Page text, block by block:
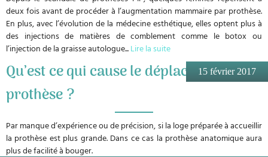
15 février 2017
deux fois avant de procéder à l’augmentation mammaire par prothèse.
En plus, avec l’évolution de la médecine esthétique, elles optent plus à
des injections de matières de comblement comme le botox ou
l’injection de la graisse autologue...Lire la suite
Qu’est ce qui cause le déplacement de la
prothèse ?
Par manque d’expérience ou de précision, si la loge préparée à accueillir
la prothèse est plus grande. Dans ce cas la prothèse anatomique aura
plus de facilité à bouger.